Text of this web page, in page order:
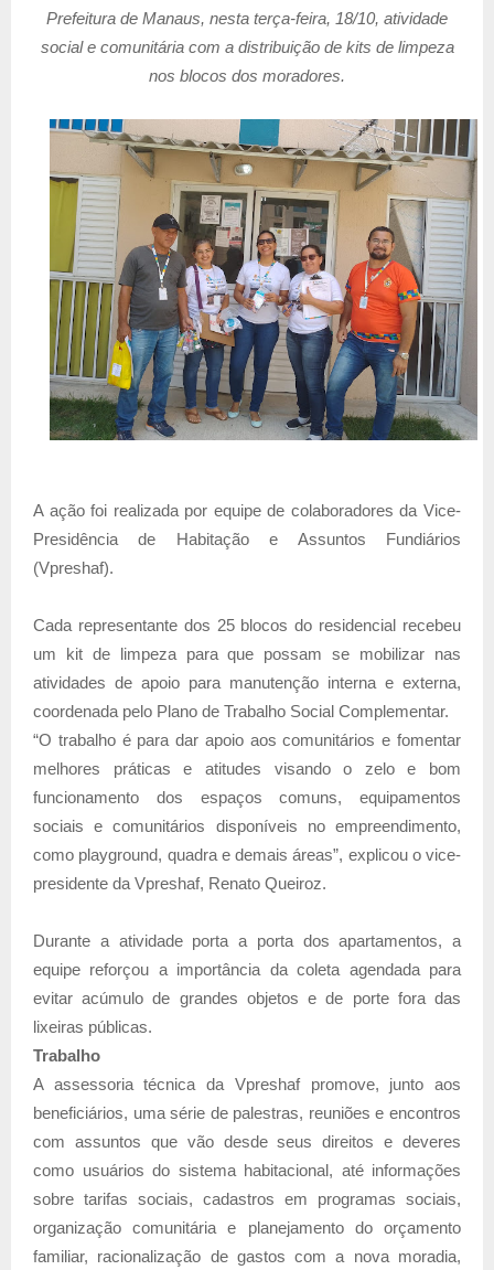
Prefeitura de Manaus, nesta terça-feira, 18/10, atividade
social e comunitária com a distribuição de kits de limpeza
nos blocos dos moradores.
A ação foi realizada por equipe de colaboradores da Vice-
Presidência de Habitação e Assuntos Fundiários
(Vpreshaf).
Cada representante dos 25 blocos do residencial recebeu
um kit de limpeza para que possam se mobilizar nas
atividades de apoio para manutenção interna e externa,
coordenada pelo Plano de Trabalho Social Complementar.
“O trabalho é para dar apoio aos comunitários e fomentar
melhores práticas e atitudes visando o zelo e bom
funcionamento dos espaços comuns, equipamentos
sociais e comunitários disponíveis no empreendimento,
como playground, quadra e demais áreas”, explicou o vice-
presidente da Vpreshaf, Renato Queiroz.
Durante a atividade porta a porta dos apartamentos, a
equipe reforçou a importância da coleta agendada para
evitar acúmulo de grandes objetos e de porte fora das
lixeiras públicas.
Trabalho
A assessoria técnica da Vpreshaf promove, junto aos
beneficiários, uma série de palestras, reuniões e encontros
com assuntos que vão desde seus direitos e deveres
como usuários do sistema habitacional, até informações
sobre tarifas sociais, cadastros em programas sociais,
organização comunitária e planejamento do orçamento
familiar, racionalização de gastos com a nova moradia,